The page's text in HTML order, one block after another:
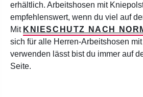
erhältlich. Arbeitshosen mit
empfehlenswert, wenn du viel auf
Mit KNIESCHUTZ NACH
sich für alle Herren-Arbeitshosen
verwenden lässt bist du immer auf
Seite.